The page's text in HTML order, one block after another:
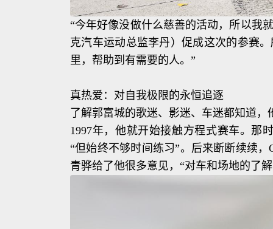
“今年好像没做什么慈善的活动，所以我
克汽车运动总监李丹）促成这次的参赛
里，帮助到有需要的人。”
真热爱：对自我极限的永恒追逐
了解郭富城的歌迷、影迷、车迷都知道
1997年，他就开始接触方程式赛车。那
“但始终不够时间练习”。后来断断续续
青骅给了他很多意见，“对车和场地的了